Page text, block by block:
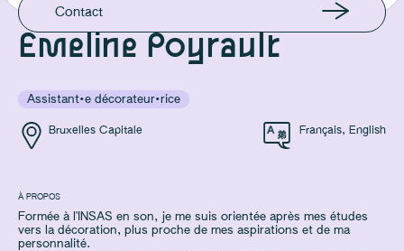
Bruxelles Capitale Français, English
Emeline Poyrault
Assistant·e décorateur·rice
À PROPOS
Formée à l'INSAS en son, je me suis orientée après mes études
vers la décoration, plus proche de mes aspirations et de ma
personnalité.
Contact